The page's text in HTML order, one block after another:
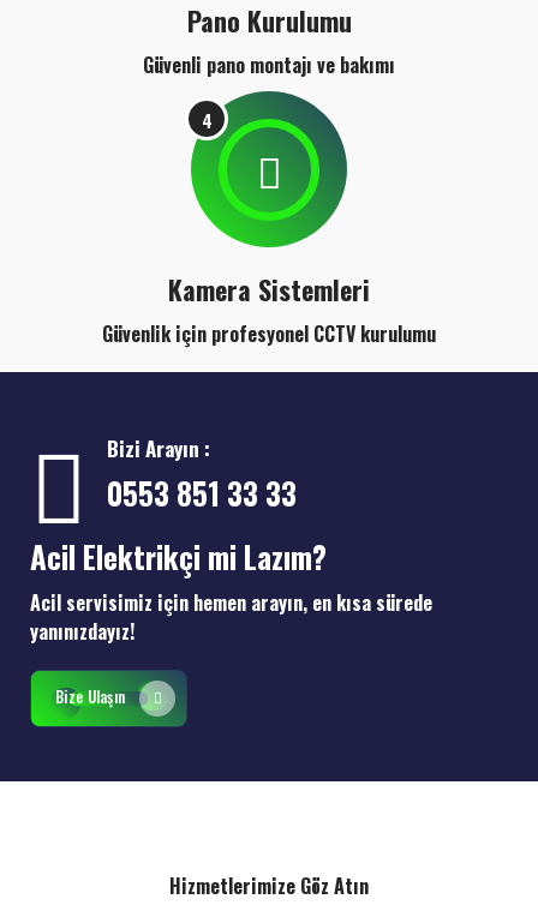
Pano Kurulumu
Güvenli pano montajı ve bakımı
4
Kamera Sistemleri
Güvenlik için profesyonel CCTV kurulumu
Bizi Arayın :
0553 851 33 33
Acil Elektrikçi mi Lazım?
Acil servisimiz için hemen arayın, en kısa sürede
yanınızdayız!
Bize Ulaşın
Hizmetlerimize Göz Atın